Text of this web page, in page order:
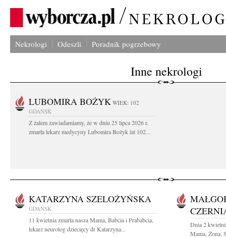
Nekrologi Odeszli Poradnik pogrzebowy
Inne nekrologi
LUBOMIRA BOŻYK WIEK: 102
GDAŃSK
Z żalem zawiadamiamy, że w dniu 25 lipca 2026 r.
zmarła lekarz medycyny Lubomira Bożyk lat 102...
KATARZYNA SZELOŻYŃSKA
GDAŃSK
11 kwietnia zmarła nasza Mama, Babcia i Prababcia,
lekarz neurolog dziecięcy dr Katarzyna...
Dnia 2
Mama, Żona,